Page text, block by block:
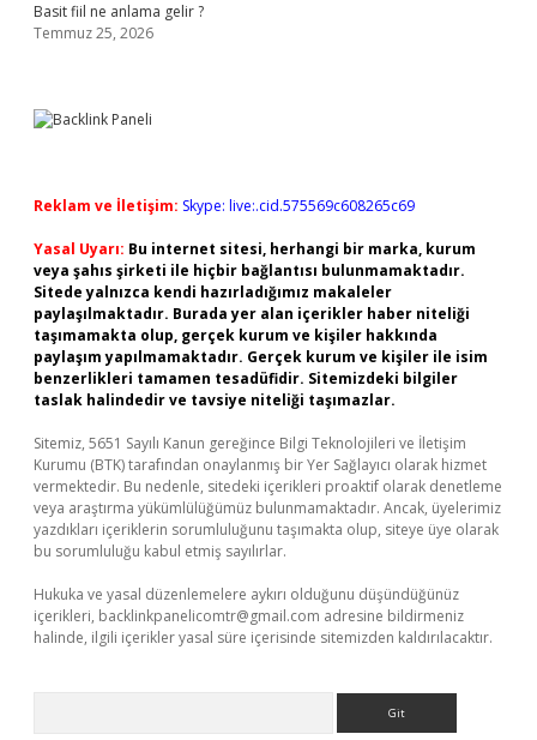
Basit fiil ne anlama gelir ?
Temmuz 25, 2026
Reklam ve İletişim: Skype: live:.cid.575569c608265c69
Yasal Uyarı: Bu internet sitesi, herhangi bir marka, kurum
veya şahıs şirketi ile hiçbir bağlantısı bulunmamaktadır.
Sitede yalnızca kendi hazırladığımız makaleler
paylaşılmaktadır. Burada yer alan içerikler haber niteliği
taşımamakta olup, gerçek kurum ve kişiler hakkında
paylaşım yapılmamaktadır. Gerçek kurum ve kişiler ile isim
benzerlikleri tamamen tesadüfidir. Sitemizdeki bilgiler
taslak halindedir ve tavsiye niteliği taşımazlar.
Sitemiz, 5651 Sayılı Kanun gereğince Bilgi Teknolojileri ve İletişim
Kurumu (BTK) tarafından onaylanmış bir Yer Sağlayıcı olarak hizmet
vermektedir. Bu nedenle, sitedeki içerikleri proaktif olarak denetleme
veya araştırma yükümlülüğümüz bulunmamaktadır. Ancak, üyelerimiz
yazdıkları içeriklerin sorumluluğunu taşımakta olup, siteye üye olarak
bu sorumluluğu kabul etmiş sayılırlar.
Hukuka ve yasal düzenlemelere aykırı olduğunu düşündüğünüz
içerikleri, backlinkpanelicomtr@gmail.com adresine bildirmeniz
halinde, ilgili içerikler yasal süre içerisinde sitemizden kaldırılacaktır.